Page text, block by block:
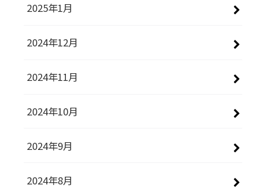
2025年1月
2024年12月
2024年11月
2024年10月
2024年9月
2024年8月